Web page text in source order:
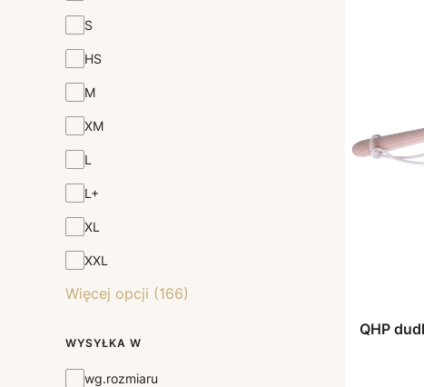
S
HS
M
XM
L
L+
XL
XXL
Więcej opcji (166)
WYSYŁKA W
Wysyłka w
wg.rozmiaru
QHP